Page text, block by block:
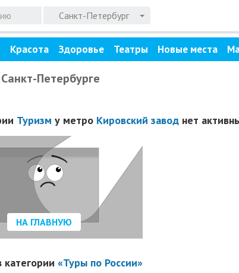
Санкт-Петербург
Красота Здоровье Театры Новые места
Петербурге
Туризм у метро Кировский заводнет
НА ГЛАВНУЮ
категории «Туры по России»